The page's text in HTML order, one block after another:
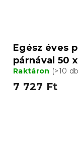
Egész éves
párnával 50
Raktáron (>10
7 727 Ft